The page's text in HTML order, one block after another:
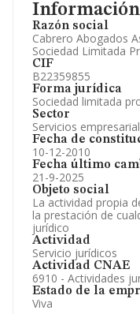
Razón social
Cabrero Abogados
Sociedad Limitada
CIF
B22359855
Forma jurídica
Sociedad limitada
Sector
Servicios
Fecha de
10-12-2010
Fecha último
21-9-2025
Objeto social
La actividad propia
la prestación de
jurídico
Actividad
Servicio jurídicos
Actividad CNAE
6910 - Actividades
Estado de la
Viva
Artículos de
Información